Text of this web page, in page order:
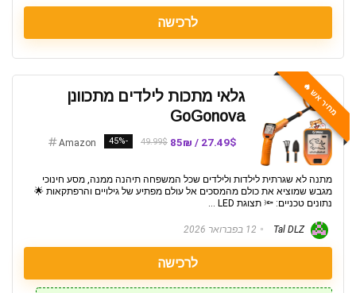
לרכישה
מחיר אש 🔥
גלאי מתכות לילדים מתכוונן
GoGonova
27.49$ / 85₪
49.99$
-45%
Amazon
מתנה לא שגרתית לילדות ולילדים שכל המשפחה תיהנה ממנה, מסע חינוכי
מגבש שמוציא את כולם מהמסכים אל עולם מפתיע של גילויים והרפתקאות 🌟
נתונים טכניים: 🔦 תצוגת LED ...
Tal DLZ 12 בפברואר 2026
לרכישה